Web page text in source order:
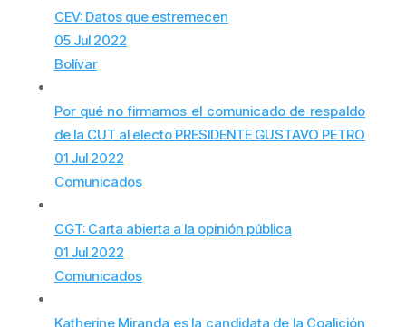
CEV: Datos que estremecen
05 Jul 2022
Bolívar
Por qué no firmamos el comunicado de respaldo
de la CUT al electo PRESIDENTE GUSTAVO PETRO
01 Jul 2022
Comunicados
CGT: Carta abierta a la opinión pública
01 Jul 2022
Comunicados
Katherine Miranda es la candidata de la Coalición